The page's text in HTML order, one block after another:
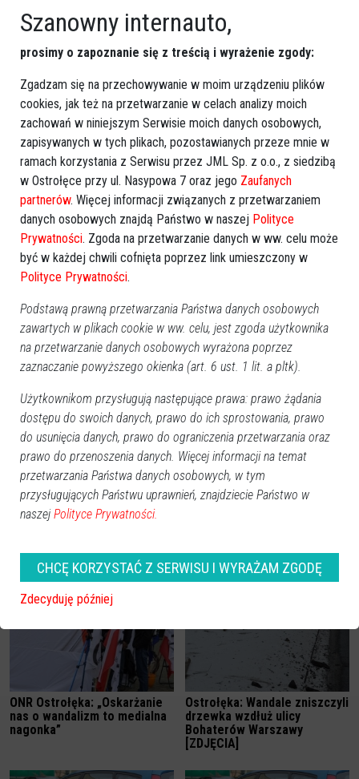
Zobacz również
Ostrołęka: Pod osłoną nocy
zdemolowali wagon kolejowy
000 zł
ONR Ostrołęka: „Oskarżanie
nas o wandalizm to medialna
nagonka”
Ostrołęka: Wandale zniszczyli
drzewka wzdłuż ulicy
Bohaterów Warszawy
[ZDJĘCIA]
Szanowny internauto,
prosimy o zapoznanie się z treścią i wyrażenie zgody:
Zgadzam się na przechowywanie w moim urządzeniu plików
cookies, jak też na przetwarzanie w celach analizy moich
zachowań w niniejszym Serwisie moich danych osobowych,
zapisywanych w tych plikach, pozostawianych przeze mnie w
ramach korzystania z Serwisu przez JML Sp. z o.o., z siedzibą
w Ostrołęce przy ul. Nasypowa 7 oraz jego Zaufanych
partnerów. Więcej informacji związanych z przetwarzaniem
danych osobowych znajdą Państwo w naszej Polityce
Prywatności. Zgoda na przetwarzanie danych w ww. celu może
być w każdej chwili cofnięta poprzez link umieszczony w
Polityce Prywatności.
Podstawą prawną przetwarzania Państwa danych osobowych
zawartych w plikach cookie w ww. celu, jest zgoda użytkownika
na przetwarzanie danych osobowych wyrażona poprzez
zaznaczanie powyższego okienka (art. 6 ust. 1 lit. a pltk).
Użytkownikom przysługują następujące prawa: prawo żądania
dostępu do swoich danych, prawo do ich sprostowania, prawo
do usunięcia danych, prawo do ograniczenia przetwarzania oraz
prawo do przenoszenia danych. Więcej informacji na temat
przetwarzania Państwa danych osobowych, w tym
przysługujących Państwu uprawnień, znajdziecie Państwo w
naszej Polityce Prywatności.
CHCĘ KORZYSTAĆ Z SERWISU I WYRAŻAM ZGODĘ
Zdecyduję później